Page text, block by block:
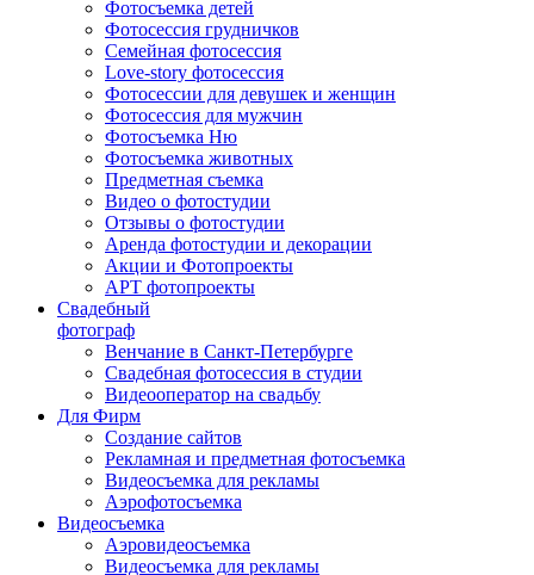
Фотосъемка детей
Фотосессия грудничков
Семейная фотосессия
Love-story фотосессия
Фотосессии для девушек и женщин
Фотосессия для мужчин
Фотосъемка Ню
Фотосъемка животных
Предметная съемка
Видео о фотостудии
Отзывы о фотостудии
Аренда фотостудии и декорации
Акции и Фотопроекты
АРТ фотопроекты
Свадебный
фотограф
Венчание в Санкт-Петербурге
Свадебная фотосессия в студии
Видеооператор на свадьбу
Для Фирм
Создание сайтов
Рекламная и предметная фотосъемка
Видеосъемка для рекламы
Аэрофотосъемка
Видеосъемка
Аэровидеосъемка
Видеосъемка для рекламы